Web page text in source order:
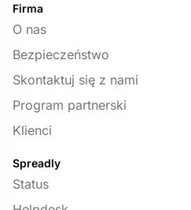
Firma
O nas
Bezpieczeństwo
Skontaktuj się z nami
Program partnerski
Klienci
Spreadly
Status